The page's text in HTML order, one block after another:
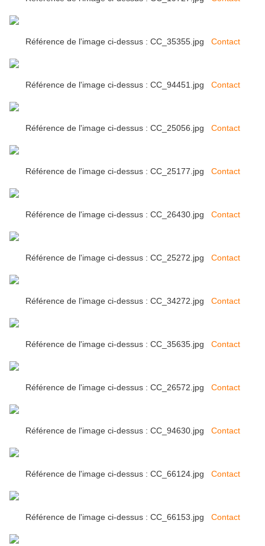
Référence de l'image ci-dessus : CC_35355.jpg Contact
Référence de l'image ci-dessus : CC_94451.jpg Contact
Référence de l'image ci-dessus : CC_25056.jpg Contact
Référence de l'image ci-dessus : CC_25177.jpg Contact
Référence de l'image ci-dessus : CC_26430.jpg Contact
Référence de l'image ci-dessus : CC_25272.jpg Contact
Référence de l'image ci-dessus : CC_34272.jpg Contact
Référence de l'image ci-dessus : CC_35635.jpg Contact
Référence de l'image ci-dessus : CC_26572.jpg Contact
Référence de l'image ci-dessus : CC_94630.jpg Contact
Référence de l'image ci-dessus : CC_66124.jpg Contact
Référence de l'image ci-dessus : CC_66153.jpg Contact